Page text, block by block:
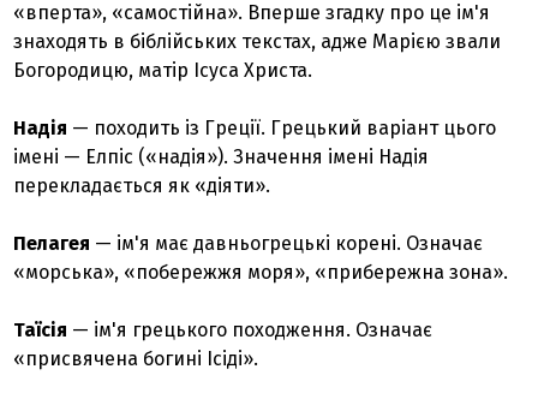
«вперта», «самостійна». Вперше згадку про це ім'я
знаходять в біблійських текстах, адже Марією звали
Богородицю, матір Ісуса Христа.
Надія — походить із Греції. Грецький варіант цього
імені — Елпіс («надія»). Значення імені Надія
перекладається як «діяти».
Пелагея — ім'я має давньогрецькі корені. Означає
«морська», «побережжя моря», «прибережна зона».
Таїсія — ім'я грецького походження. Означає
«присвячена богині Ісіді».